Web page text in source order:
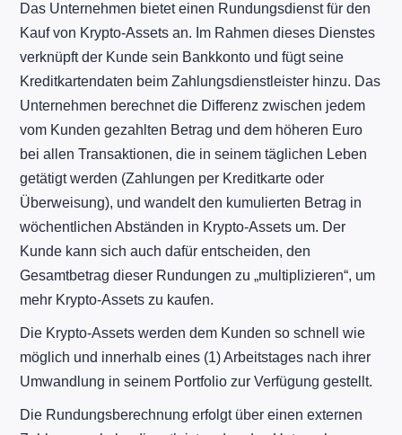
Das Unternehmen bietet einen Rundungsdienst für den
Kauf von Krypto-Assets an. Im Rahmen dieses Dienstes
verknüpft der Kunde sein Bankkonto und fügt seine
Kreditkartendaten beim Zahlungsdienstleister hinzu. Das
Unternehmen berechnet die Differenz zwischen jedem
vom Kunden gezahlten Betrag und dem höheren Euro
bei allen Transaktionen, die in seinem täglichen Leben
getätigt werden (Zahlungen per Kreditkarte oder
Überweisung), und wandelt den kumulierten Betrag in
wöchentlichen Abständen in Krypto-Assets um. Der
Kunde kann sich auch dafür entscheiden, den
Gesamtbetrag dieser Rundungen zu „multiplizieren“, um
mehr Krypto-Assets zu kaufen.
Die Krypto-Assets werden dem Kunden so schnell wie
möglich und innerhalb eines (1) Arbeitstages nach ihrer
Umwandlung in seinem Portfolio zur Verfügung gestellt.
Die Rundungsberechnung erfolgt über einen externen